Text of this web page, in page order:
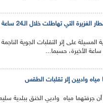
على إثر التقلبات الجوية الناجمة
واديين إثر تقلبات الطقس
مياه واديي الخنق ببلدية